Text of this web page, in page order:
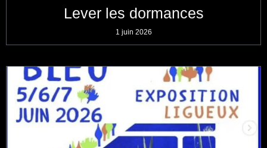
Lever les dormances
1 juin 2026